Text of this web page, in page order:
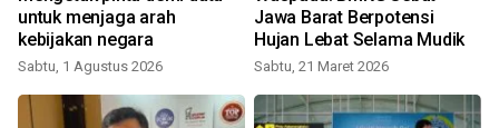
untuk menjaga arah
kebijakan negara
Sabtu, 1 Agustus 2026
Jawa Barat Berpotensi
Hujan Lebat Selama Mudik
Sabtu, 21 Maret 2026